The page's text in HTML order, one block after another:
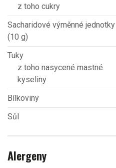
z toho cukry
Sacharidové výměnné jednotky
(10 g)
Tuky
z toho nasycené mastné
kyseliny
Bílkoviny
Sůl
Alergeny